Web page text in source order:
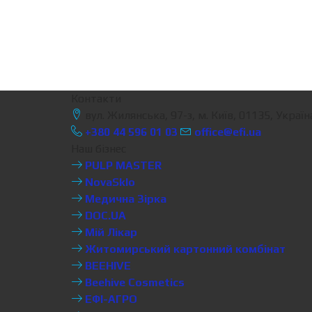
+380 44 596 01 03
office@efi.ua
PULP MASTER
NovaSklo
Медична Зірка
DOC.UA
Мій Лікар
Житомирський картонний комбінат
BEEHIVE
Beehive Cosmetics
ЕФІ-АГРО